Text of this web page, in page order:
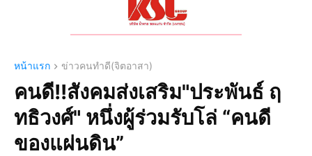
หน้าแรก ข่าวคนทำดี(จิตอาสา)
คนดี!!สังคมส่งเสริม"ประพันธ์ ฤ
ทธิวงศ์" หนึ่งผู้ร่วมรับโล่ “คนดี
ของแผ่นดิน”